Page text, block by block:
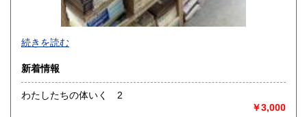
-
沿線名：-
最寄駅：-
営業時間：-
定休日：-
続きを読む
新着情報
わたしたちの体いく 2
￥3,000